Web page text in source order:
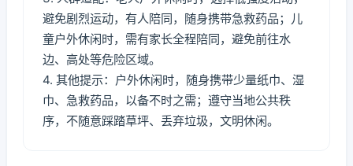
避免剧烈运动，有人陪同，随身携带急救药品；儿
童户外休闲时，需有家长全程陪同，避免前往水
边、高处等危险区域。
4. 其他提示：户外休闲时，随身携带少量纸巾、湿
巾、急救药品，以备不时之需；遵守当地公共秩
序，不随意踩踏草坪、丢弃垃圾，文明休闲。